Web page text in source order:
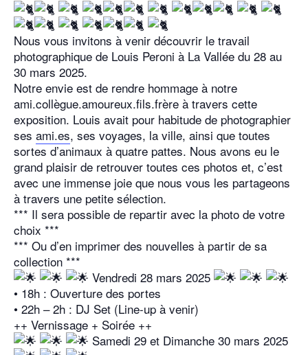
Nous vous invitons à venir découvrir le travail
photographique de Louis Peroni à La Vallée du 28 au
30 mars 2025.
Notre envie est de rendre hommage à notre
ami.collègue.amoureux.fils.frère à travers cette
exposition. Louis avait pour habitude de photographier
ses ami.es, ses voyages, la ville, ainsi que toutes
sortes d’animaux à quatre pattes. Nous avons eu le
grand plaisir de retrouver toutes ces photos et, c’est
avec une immense joie que nous vous les partageons
à travers une petite sélection.
*** Il sera possible de repartir avec la photo de votre
choix ***
*** Ou d’en imprimer des nouvelles à partir de sa
collection ***
Vendredi 28 mars 2025
• 18h : Ouverture des portes
• 22h – 2h : DJ Set (Line-up à venir)
++ Vernissage + Soirée ++
Samedi 29 et Dimanche 30 mars 2025